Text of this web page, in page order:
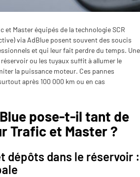
et Master équipés de la technologie SCR
via AdBlue posent souvent des soucis
et qui leur fait perdre du temps. Une
ou les tuyaux suffit à allumer le
la puissance moteur. Ces pannes
après 100 000 km ou en cas
pose-t-il tant de
Trafic et Master ?
dépôts dans le réservoir :